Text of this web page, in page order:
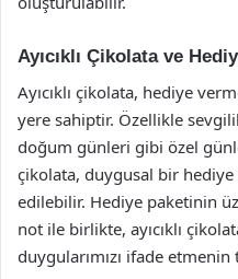
Ayıcıklı Çikolata ve
Ayıcıklı çikolata, hediye
yere sahiptir. Özellikle
doğum günleri gibi özel
çikolata, duygusal bir
edilebilir. Hediye paketinin
not ile birlikte, ayıcıklı
duygularımızı ifade